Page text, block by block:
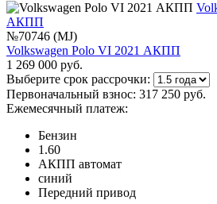
АКПП
№70746 (MJ)
Volkswagen Polo VI 2021 АКПП
1 269 000 руб.
Выберите срок рассрочки:
Первоначальный взнос: 317 250 руб.
Ежемесячный платеж:
Бензин
1.60
АКПП автомат
синий
Передний привод